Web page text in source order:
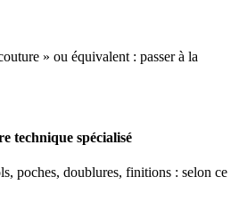
» ou équivalent : passer à la
technique spécialisé
poches, doublures, finitions : selon ce